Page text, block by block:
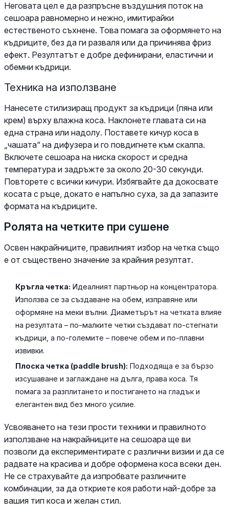
Неговата цел е да разпръсне въздушния поток на
сешоара равномерно и нежно, имитирайки
естественото съхнене. Това помага за оформянето на
къдриците, без да ги разваля или да причинява фриз
ефект. Резултатът е добре дефинирани, еластични и
обемни къдрици.
Техника на използване
Нанесете стилизиращ продукт за къдрици (пяна или
крем) върху влажна коса. Наклонете главата си на
една страна или надолу. Поставете кичур коса в
„чашата“ на дифузера и го повдигнете към скалпа.
Включете сешоара на ниска скорост и средна
температура и задръжте за около 20-30 секунди.
Повторете с всички кичури. Избягвайте да докосвате
косата с ръце, докато е напълно суха, за да запазите
формата на къдриците.
Ролята на четките при сушене
Освен накрайниците, правилният избор на четка също
е от съществено значение за крайния резултат.
Кръгла четка: Идеалният партньор на концентратора.
Използва се за създаване на обем, изправяне или
оформяне на меки вълни. Диаметърът на четката влияе
на резултата – по-малките четки създават по-стегнати
къдрици, а по-големите – повече обем и по-плавни
извивки.
Плоска четка (paddle brush): Подходяща е за бързо
изсушаване и заглаждане на дълга, права коса. Тя
помага за разплитането и постигането на гладък и
елегантен вид без много усилие.
Усвояването на тези прости техники и правилното
използване на накрайниците на сешоара ще ви
позволи да експериментирате с различни визии и да се
радвате на красива и добре оформена коса всеки ден.
Не се страхувайте да изпробвате различните
комбинации, за да откриете коя работи най-добре за
вашия тип коса и желан стил.